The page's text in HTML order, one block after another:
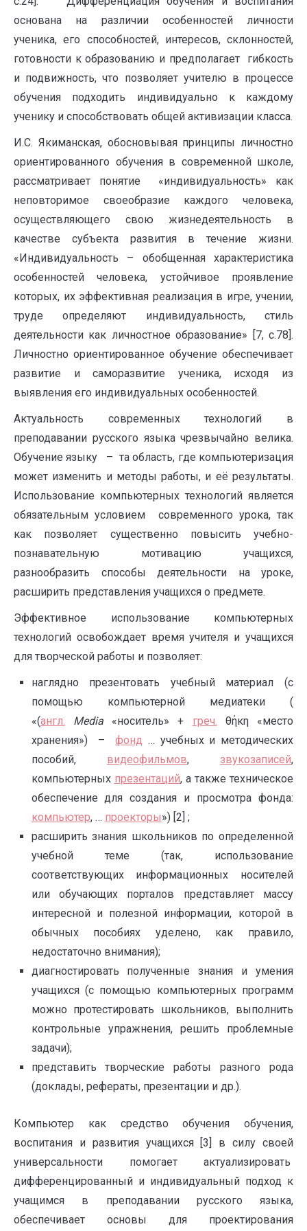
основана на различии особенностей личности
ученика, его способностей, интересов, склонностей,
готовности к образованию и предполагает гибкость
и подвижность, что позволяет учителю в процессе
обучения подходить индивидуально к каждому
ученику и способствовать общей активизации класса.
И.С. Якиманская, обосновывая принципы личностно
ориентированного обучения в современной школе,
рассматривает понятие «индивидуальность» как
неповторимое своеобразие каждого человека,
осуществляющего свою жизнедеятельность в
качестве субъекта развития в течение жизни.
«Индивидуальность – обобщенная характеристика
особенностей человека, устойчивое проявление
которых, их эффективная реализация в игре, учении,
труде определяют индивидуальность, стиль
деятельности как личностное образование» [7, c.78].
Личностно ориентированное обучение обеспечивает
развитие и саморазвитие ученика, исходя из
выявления его индивидуальных особенностей.
Актуальность современных технологий в
преподавании русского языка чрезвычайно велика.
Обучение языку – та область, где компьютеризация
может изменить и методы работы, и её результаты.
Использование компьютерных технологий является
обязательным условием современного урока, так
как позволяет существенно повысить учебно-
познавательную мотивацию учащихся,
разнообразить способы деятельности на уроке,
расширить представления учащихся о предмете.
Эффективное использование компьютерных
технологий освобождает время учителя и учащихся
для творческой работы и позволяет:
наглядно презентовать учебный материал (с
помощью компьютерной медиатеки (
«(англ. Media«носитель» + греч. θήκη «место
хранения») –фонд … учебных и методических
пособий, видеофильмов, звукозаписей,
компьютерных презентаций, а также техническое
обеспечение для создания и просмотра фонда:
компьютер, … проекторы») [2] ;
расширить знания школьников по определенной
учебной теме (так, использование
соответствующих информационных носителей
или обучающих порталов представляет массу
интересной и полезной информации, которой в
обычных пособиях уделено, как правило,
недостаточно внимания);
диагностировать полученные знания и умения
учащихся (с помощью компьютерных программ
можно протестировать школьников, выполнить
контрольные упражнения, решить проблемные
задачи);
представить творческие работы разного рода
(доклады, рефераты, презентации и др.).
Компьютер как средство обучения обучения,
воспитания и развития учащихся [3] в силу своей
универсальности помогает актуализировать
дифференцированный и индивидуальный подход к
учащимся в преподавании русского языка,
обеспечивает основы для проектирования